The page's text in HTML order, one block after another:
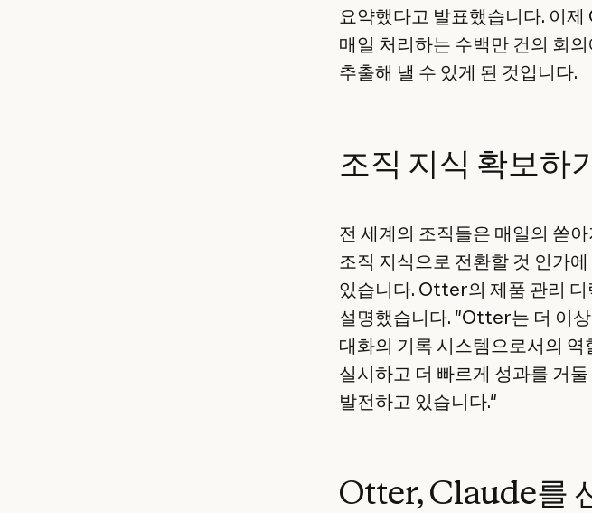
요약했다고 발표했습니다. 이
매일 처리하는 수백만 건의 회
추출해 낼 수 있게 된 것입니다.
조직 지식 확보하
전 세계의 조직들은 매일의 쏟
조직 지식으로 전환할 것 인가
있습니다. Otter의 제품 관리
설명했습니다. "Otter는 더 이
대화의 기록 시스템으로서의
실시하고 더 빠르게 성과를 거
발전하고 있습니다."
Otter, Claude를